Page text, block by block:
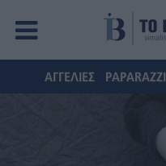
ΑΓΓΕΛΙΕΣ PAPARAZZI